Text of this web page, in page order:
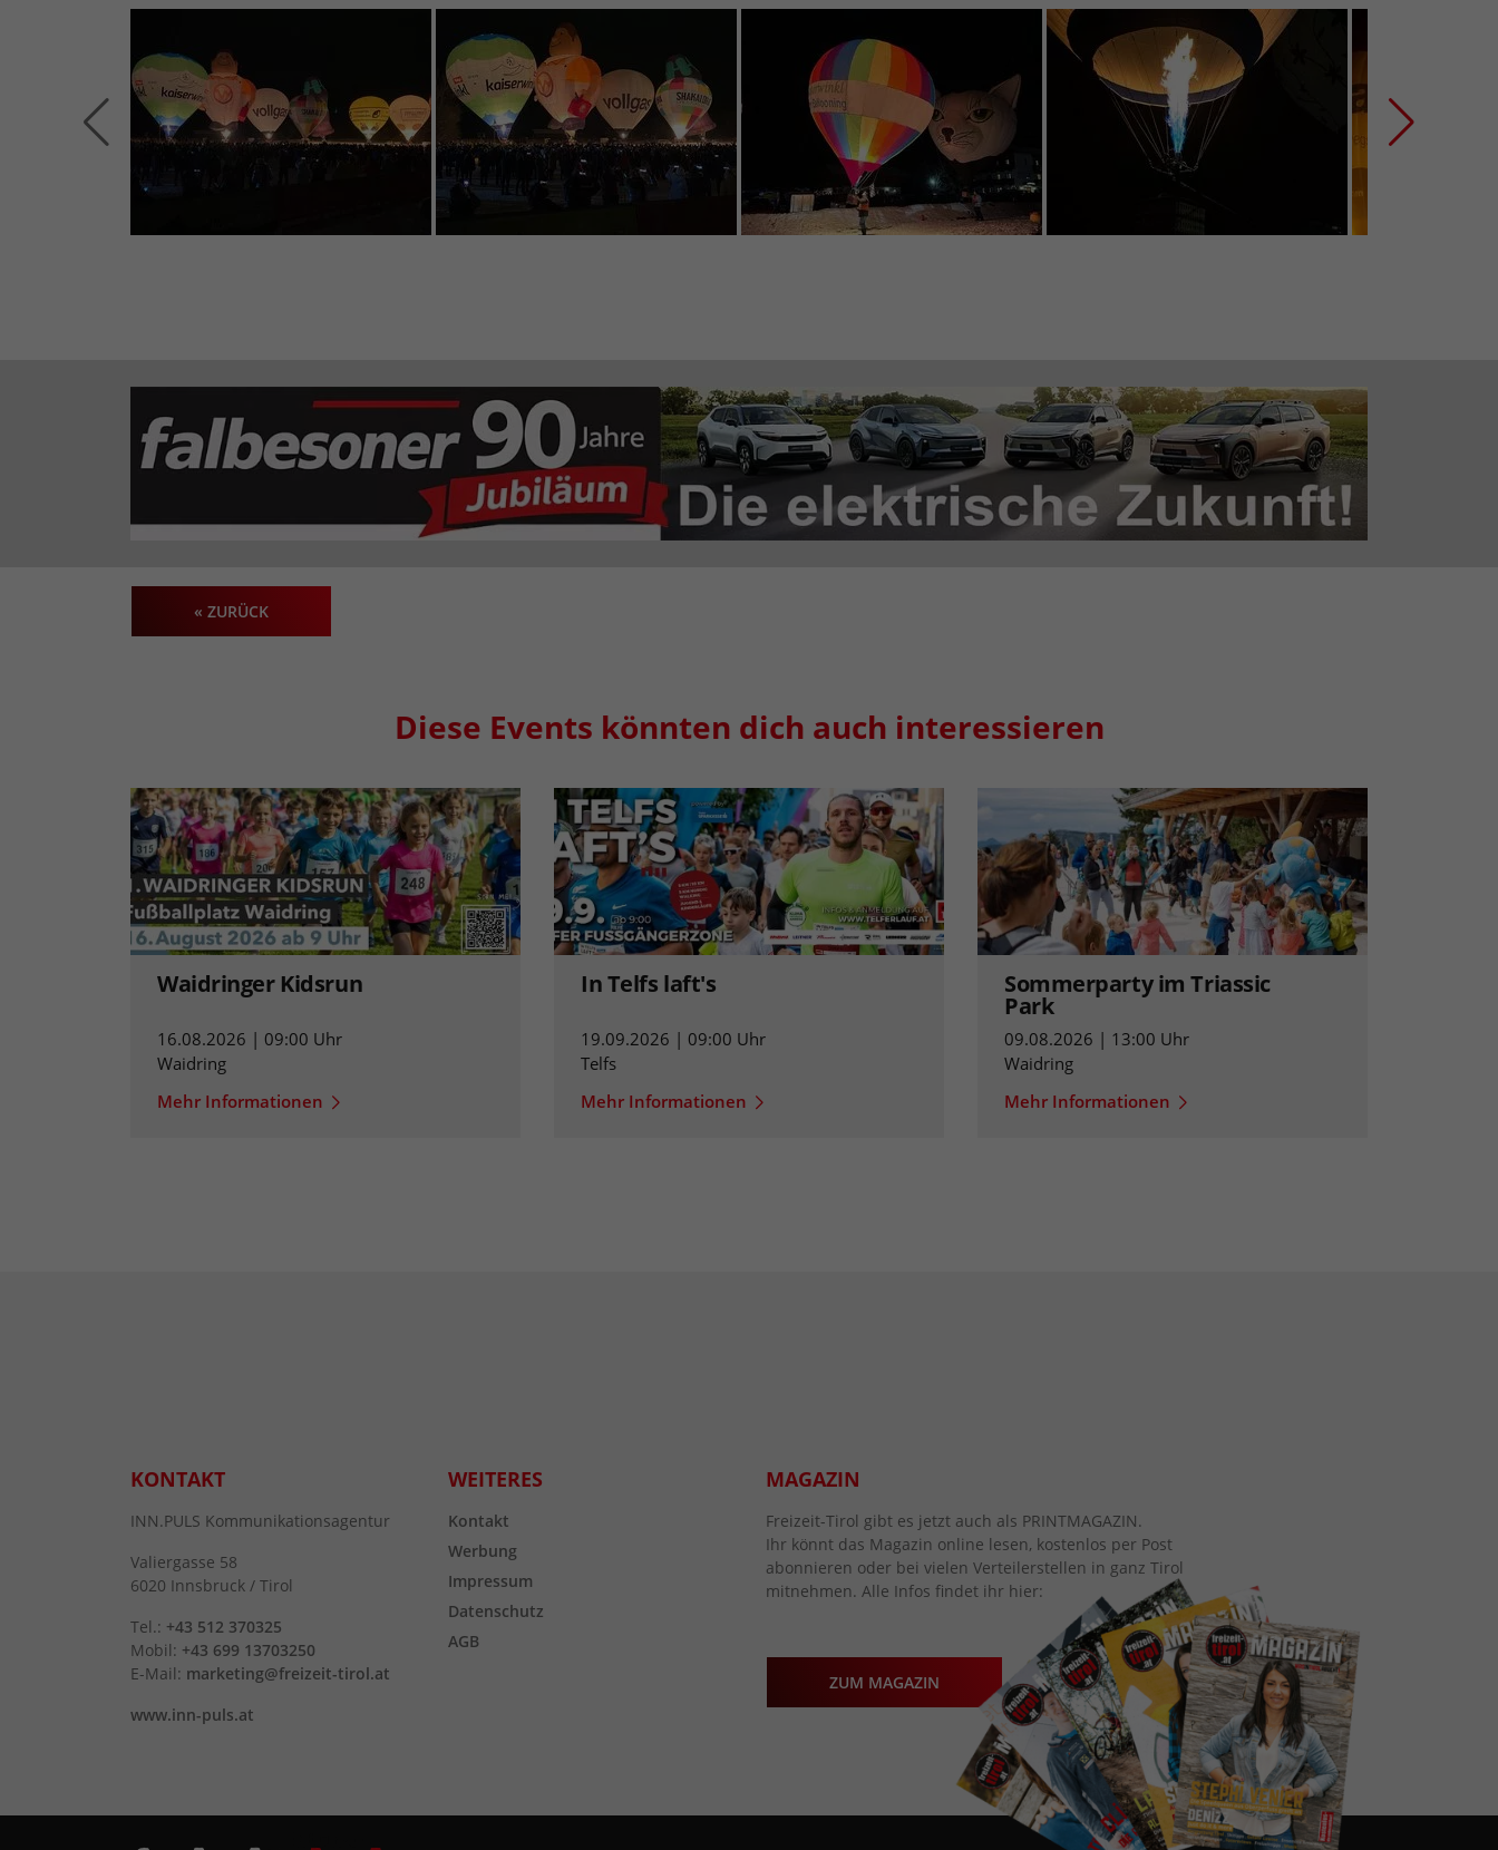
« ZURÜCK
Diese Events könnten dich auch interessieren
Waidringer Kidsrun
16.08.2026 | 09:00 Uhr
Waidring
Mehr Informationen
In Telfs laft's
19.09.2026 | 09:00 Uhr
Telfs
Mehr Informationen
Sommerparty im Triassic
Park
09.08.2026 | 13:00 Uhr
Waidring
Mehr Informationen
KONTAKT
INN.PULS Kommunikationsagentur
Valiergasse 58
6020 Innsbruck / Tirol
Tel.: +43 512 370325
Mobil: +43 699 13703250
E-Mail: marketing@freizeit-tirol.at
www.inn-puls.at
WEITERES
Kontakt
Werbung
Impressum
Datenschutz
AGB
MAGAZIN
Freizeit-Tirol gibt es jetzt auch als PRINTMAGAZIN.
Ihr könnt das Magazin online lesen, kostenlos per Post
abonnieren oder bei vielen Verteilerstellen in ganz Tirol
mitnehmen. Alle Infos findet ihr hier:
ZUM MAGAZIN